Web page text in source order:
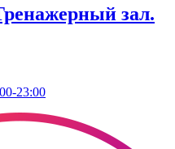
зал.
23:00